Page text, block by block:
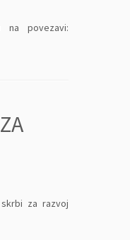
povezavi:
za razvoj